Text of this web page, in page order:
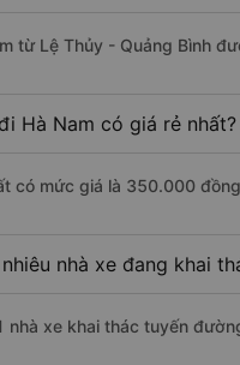
từ Lệ Thủy - Quảng Bình
Hà Nam có giá rẻ nhất?
có mức giá là 350.000
nhà xe đang khai
nhà xe khai thác tuyến